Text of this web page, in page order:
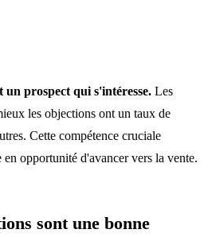
un prospect qui s'intéresse. Les
les objections ont un taux de
Cette compétence cruciale
en opportunité d'avancer vers la vente.
sont une bonne